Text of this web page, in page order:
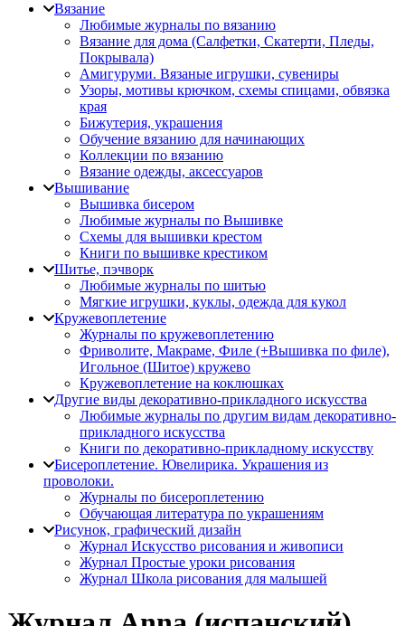
Вязание
Любимые журналы по вязанию
Вязание для дома (Салфетки, Скатерти, Пледы,
Покрывала)
Амигуруми. Вязаные игрушки, сувениры
Узоры, мотивы крючком, схемы спицами, обвязка
края
Бижутерия, украшения
Обучение вязанию для начинающих
Коллекции по вязанию
Вязание одежды, аксессуаров
Вышивание
Вышивка бисером
Любимые журналы по Вышивке
Схемы для вышивки крестом
Книги по вышивке крестиком
Шитье, пэчворк
Любимые журналы по шитью
Мягкие игрушки, куклы, одежда для кукол
Кружевоплетение
Журналы по кружевоплетению
Фриволите, Макраме, Филе (+Вышивка по филе),
Игольное (Шитое) кружево
Кружевоплетение на коклюшках
Другие виды декоративно-прикладного искусства
Любимые журналы по другим видам декоративно-
прикладного искусства
Книги по декоративно-прикладному искусству
Бисероплетение. Ювелирика. Украшения из
проволоки.
Журналы по бисероплетению
Обучающая литература по украшениям
Рисунок, графический дизайн
Журнал Искусство рисования и живописи
Журнал Простые уроки рисования
Журнал Школа рисования для малышей